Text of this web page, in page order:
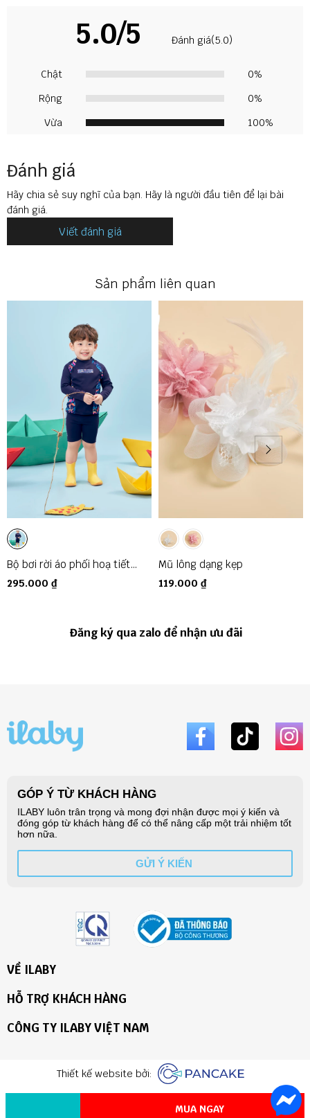
🔶 THÔNG TIN SẢN PHẨM
Thương hiệu: ILABY
Xuất xứ: Việt Nam
Mã sản phẩm: SS10B4IC30IB2243
Màu sắc: ghi kẻ
🔶 ILaby Kids cam kết
- Sản phẩm 100% giống mô tả.
- Chất vải được qua chọn lọc, đảm bảo chất lượng 100%
- Hình ảnh sản phẩm là ảnh thật do ILaby tự chụp và giữ bản
quyền hình ảnh
- Đổi hàng, hoàn tiền nếu sản phẩm không giống với mô tả
- Hỗ trợ đổi trả theo quy định của website
mất hàng hoặc hàng có vấn đề từ nhà sản xuất.
5.0/5 Đánh giá(5.0)
Chật
0%
Rộng
0%
Vừa
100%
Đánh giá
Hãy chia sẻ suy nghĩ của bạn. Hãy là người đầu tiên để lại bài
đánh giá.
Viết đánh giá
Sản phẩm liên quan
Bộ bơi rời áo phối hoạ tiết
sườn
295.000 ₫
Mũ lông dạng kẹp
119.000 ₫
Đăng ký qua zalo để nhận ưu đãi
VỀ ILABY
HỖ TRỢ KHÁCH HÀNG
CÔNG TY ILABY VIỆT NAM
Thiết kế website bởi:
MUA NGAY